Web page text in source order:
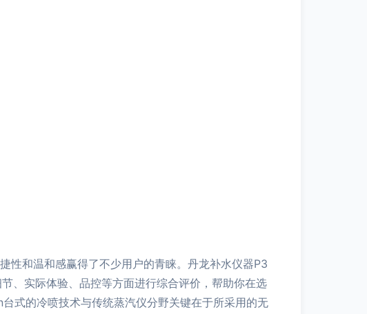
性和温和感赢得了不少用户的青睐。丹龙补水仪器P3
、实际体验、品控等方面进行综合评价，帮助你在选
式的冷喷技术与传统蒸汽仪分野关键在于所采用的无